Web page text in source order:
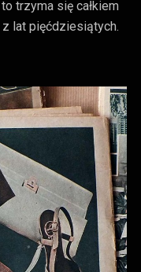
trzyma się całkiem
z lat pięćdziesiątych.